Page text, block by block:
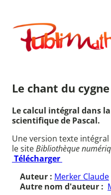
contenu
Publimath
Le chant du
Le calcul intégral dans
scientifique de Pascal.
Une version texte
le siteBibliothèque
Télécharger
Auteur : Merker Claude
Autre nom d'auteur :